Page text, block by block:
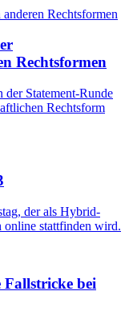
Rechtsformen
Statement-Runde
Rechtsform
der als Hybrid-
stattfinden wird.
Fallstricke bei